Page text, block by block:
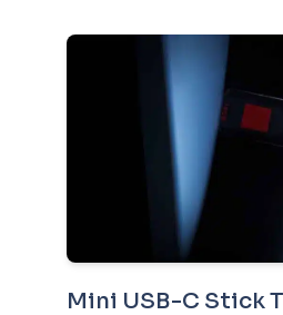
Mini USB-C Stick